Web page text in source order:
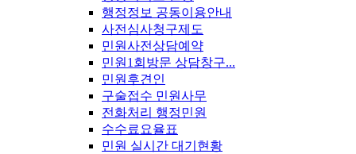
행정정보 공동이용안내
사전심사청구제도
민원사전상담예약
민원1회방문 상담창구...
민원후견인
구술접수 민원사무
전화처리 행정민원
수수료요율표
민원 실시간 대기현황